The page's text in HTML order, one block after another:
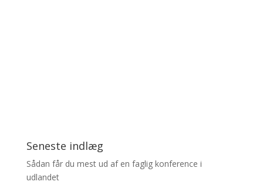
Seneste indlæg
Sådan får du mest ud af en faglig konference i
udlandet